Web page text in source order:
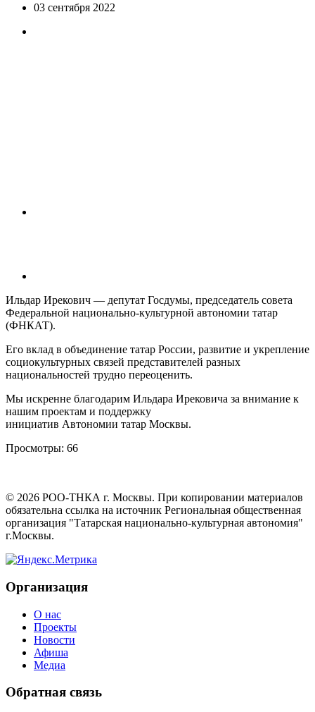
03 сентября 2022
Ильдар Ирекович — депутат Госдумы, председатель совета
Федеральной национально-культурной автономии татар
(ФНКАТ).
Его вклад в объединение татар России, развитие и укрепление
социокультурных связей представителей разных
национальностей трудно переоценить.
Мы искренне благодарим Ильдара Ирековича за внимание к
нашим проектам и поддержку
инициатив Автономии татар Москвы.
Просмотры: 66
© 2026 РОО-ТНКА г. Москвы. При копировании материалов
обязательна ссылка на источник Региональная общественная
организация "Татарская национально-культурная автономия"
г.Москвы.
Организация
О нас
Проекты
Новости
Афиша
Медиа
Обратная связь